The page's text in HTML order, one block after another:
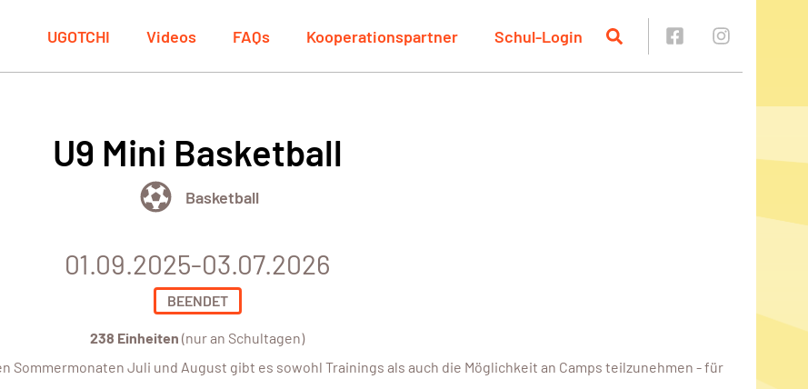
UGOTCHI Videos FAQs Kooperationspartner Schul-Login
U9 Mini Basketball
Basketball
01.09.2025-03.07.2026
BEENDET
238 Einheiten (nur an Schultagen)
Sommermonaten Juli und August gibt es sowohl Trainings als auch die Möglichkeit an Camps teilzunehmen - für